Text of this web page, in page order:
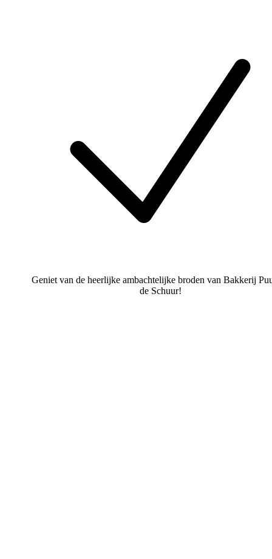
Geniet van de heerlijke ambachtelijke broden van Bakkerij
de Schuur!